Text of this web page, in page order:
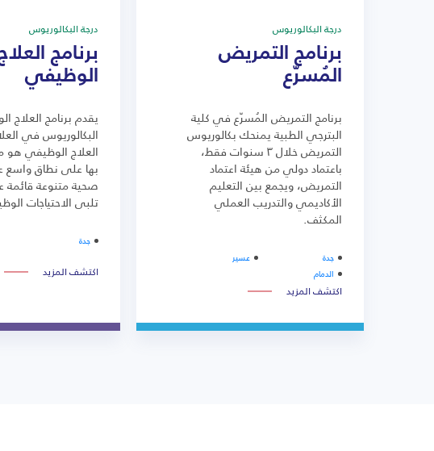
درجة البكالوريوس
برنامج التمريض
المُسرّع
برنامج التمريض المُسرّع في كلية
البترجي الطبية يمنحك بكالوريوس
التمريض خلال ٣ سنوات فقط،
باعتماد دولي من هيئة اعتماد
التمريض، ويجمع بين التعليم
الأكاديمي والتدريب العملي
المكثف.
جدة
عسير
الدمام
اكتشف المزيد
درجة البكالوريوس
برنامج
الوظيفي
يقدم برنامج العلاج
البكالوريوس في
العلاج الوظيفي
بها على نطاق واسع
صحية متنوعة قائمة
تلبي الاحتياجات
جدة
اكتشف المزيد